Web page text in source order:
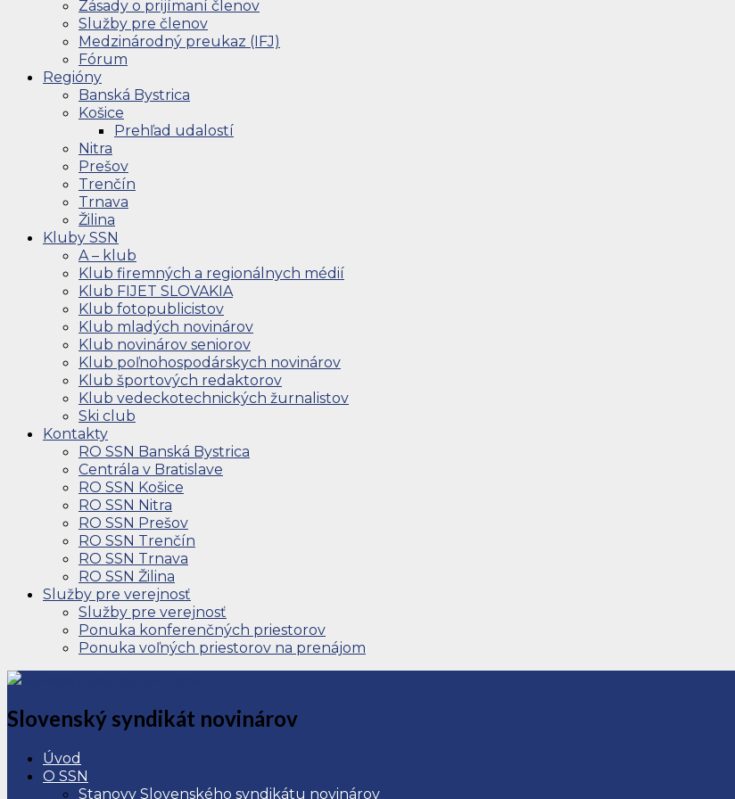
Zásady o prijímaní členov
Služby pre členov
Medzinárodný preukaz (IFJ)
Fórum
Regióny
Banská Bystrica
Košice
Prehľad udalostí
Nitra
Prešov
Trenčín
Trnava
Žilina
Kluby SSN
A – klub
Klub firemných a regionálnych médií
Klub FIJET SLOVAKIA
Klub fotopublicistov
Klub mladých novinárov
Klub novinárov seniorov
Klub poľnohospodárskych novinárov
Klub športových redaktorov
Klub vedeckotechnických žurnalistov
Ski club
Kontakty
RO SSN Banská Bystrica
Centrála v Bratislave
RO SSN Košice
RO SSN Nitra
RO SSN Prešov
RO SSN Trenčín
RO SSN Trnava
RO SSN Žilina
Služby pre verejnosť
Služby pre verejnosť
Ponuka konferenčných priestorov
Ponuka voľných priestorov na prenájom
Slovenský syndikát novinárov
Úvod
O SSN
Stanovy Slovenského syndikátu novinárov